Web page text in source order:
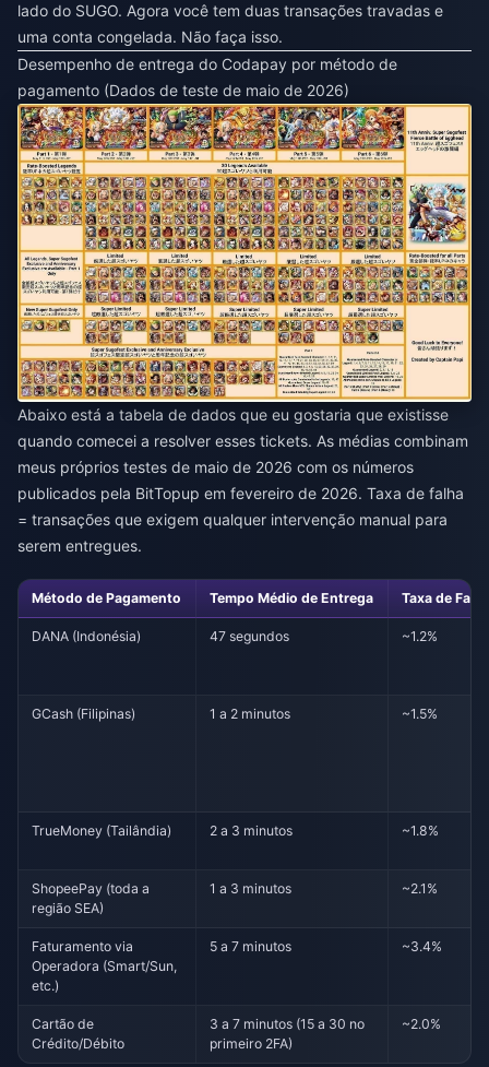
lado do SUGO. Agora você tem duas transações travadas e
uma conta congelada. Não faça isso.
Desempenho de entrega do Codapay por método de
pagamento (Dados de teste de maio de 2026)
Abaixo está a tabela de dados que eu gostaria que existisse
quando comecei a resolver esses tickets. As médias combinam
meus próprios testes de maio de 2026 com os números
publicados pela BitTopup em fevereiro de 2026. Taxa de falha
= transações que exigem qualquer intervenção manual para
serem entregues.
Método de Pagamento Tempo Médio de Entrega Taxa de
DANA (Indonésia) 47 segundos ~1.2%
GCash (Filipinas) 1 a 2 minutos ~1.5%
TrueMoney (Tailândia) 2 a 3 minutos ~1.8%
ShopeePay (toda a
região SEA)
1 a 3 minutos ~2.1%
Faturamento via
Operadora (Smart/Sun,
etc.)
5 a 7 minutos ~3.4%
Cartão de
Crédito/Débito
3 a 7 minutos (15 a 30 no
primeiro 2FA)
~2.0%